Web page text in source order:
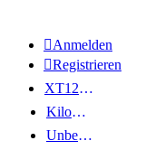
Anmelden
Registrieren
XT1200Z-Wiki
Kilometerstatistik
Unbeantwortete Themen